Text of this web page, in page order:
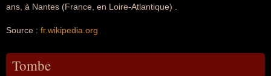
ans, à Nantes (France, en Loire-Atlantique) .
Source : fr.wikipedia.org
Tombe